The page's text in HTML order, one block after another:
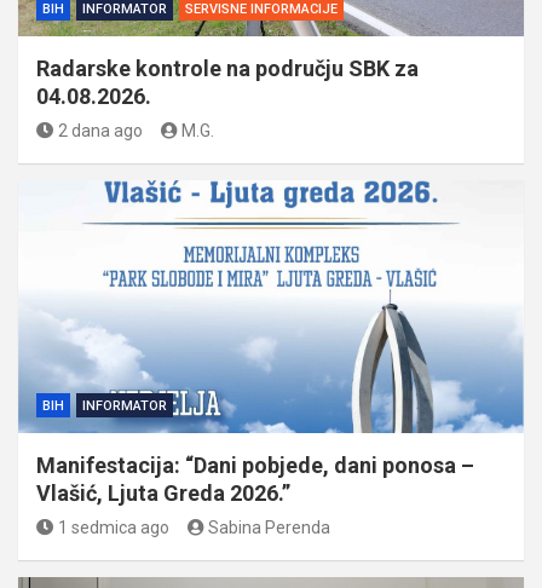
BIH INFORMATOR SERVISNE INFORMACIJE
Radarske kontrole na području SBK za
04.08.2026.
2 dana ago M.G.
BIH INFORMATOR
Manifestacija: “Dani pobjede, dani ponosa –
Vlašić, Ljuta Greda 2026.”
1 sedmica ago Sabina Perenda